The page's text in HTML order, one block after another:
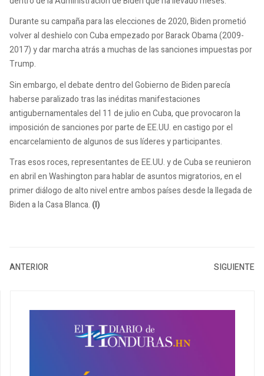
Durante su campaña para las elecciones de 2020, Biden prometió
volver al deshielo con Cuba empezado por Barack Obama (2009-
2017) y dar marcha atrás a muchas de las sanciones impuestas por
Trump.
Sin embargo, el debate dentro del Gobierno de Biden parecía
haberse paralizado tras las inéditas manifestaciones
antigubernamentales del 11 de julio en Cuba, que provocaron la
imposición de sanciones por parte de EE.UU. en castigo por el
encarcelamiento de algunos de sus líderes y participantes.
Tras esos roces, representantes de EE.UU. y de Cuba se reunieron
en abril en Washington para hablar de asuntos migratorios, en el
primer diálogo de alto nivel entre ambos países desde la llegada de
Biden a la Casa Blanca. (I)
ANTERIOR SIGUIENTE